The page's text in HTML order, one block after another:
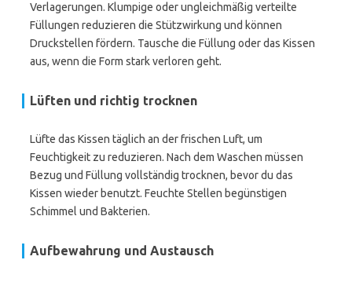
Verlagerungen. Klumpige oder ungleichmäßig verteilte
Füllungen reduzieren die Stützwirkung und können
Druckstellen fördern. Tausche die Füllung oder das Kissen
aus, wenn die Form stark verloren geht.
Lüften und richtig trocknen
Lüfte das Kissen täglich an der frischen Luft, um
Feuchtigkeit zu reduzieren. Nach dem Waschen müssen
Bezug und Füllung vollständig trocknen, bevor du das
Kissen wieder benutzt. Feuchte Stellen begünstigen
Schimmel und Bakterien.
Aufbewahrung und Austausch